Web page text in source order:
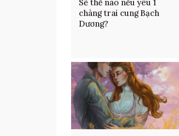
Sẽ thế nào nếu yêu 1
chàng trai cung Bạch
Dương?